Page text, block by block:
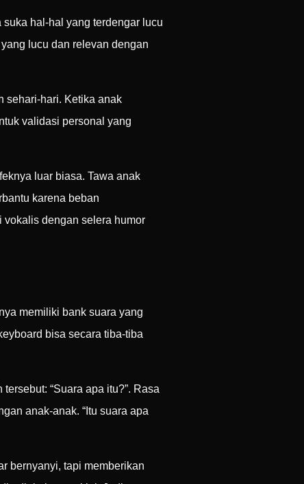
hal-hal yang terdengar lucu
lucu dan relevan dengan
sehari-hari. Ketika anak
validasi personal yang
luar biasa. Tawa anak
karena beban
vokalis dengan selera humor
memiliki bank suara yang
bisa secara tiba-tiba
“Suara apa itu?”. Rasa
anak-anak. “Itu suara apa
bernyanyi, tapi memberikan